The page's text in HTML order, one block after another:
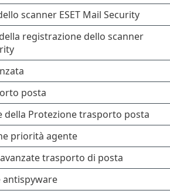
scanner ESET Mail Security
registrazione dello scanner
posta
della Protezione trasporto posta
priorità agente
trasporto di posta
antispyware